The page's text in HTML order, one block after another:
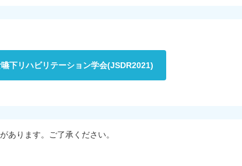
下リハビリテーション学会(JSDR2021)
あります。ご了承ください。